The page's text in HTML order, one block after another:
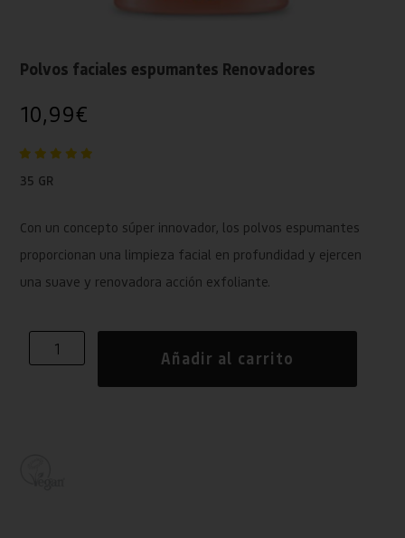
Polvos faciales espumantes Renovadores
10,99€
35 GR
Con un concepto súper innovador, los polvos espumantes
proporcionan una limpieza facial en profundidad y ejercen
una suave y renovadora acción exfoliante.
Añadir al carrito